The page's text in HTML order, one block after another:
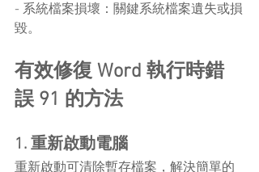
- 系統檔案損壞：關鍵系統檔案遺失或損
毀。
有效修復 Word 執行時錯
誤 91 的方法
1. 重新啟動電腦
重新啟動可清除暫存檔案，解決簡單的